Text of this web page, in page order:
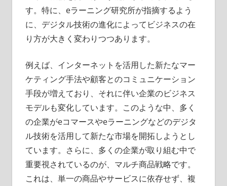
す。特に、eラーニング研究所が指摘するよう
に、デジタル技術の進化によってビジネスの在
り方が大きく変わりつつあります。
例えば、インターネットを活用した新たなマー
ケティング手法や顧客とのコミュニケーション
手段が増えており、それに伴い企業のビジネス
モデルも変化しています。このような中、多く
の企業がeコマースやeラーニングなどのデジタ
ル技術を活用して新たな市場を開拓しようとし
ています。さらに、多くの企業が取り組む中で
重要視されているのが、マルチ商品戦略です。
これは、単一の商品やサービスに依存せず、複